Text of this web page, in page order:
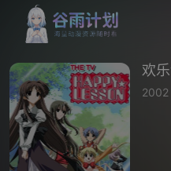
欢
2002